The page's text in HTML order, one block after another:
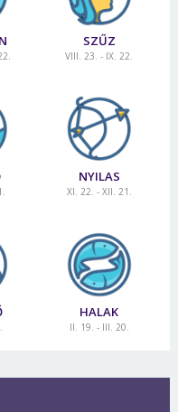
SZŰZ
VIII. 23. - IX. 22.
NYILAS
XI. 22. - XII. 21.
HALAK
II. 19. - III. 20.